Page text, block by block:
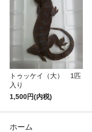
トゥッケイ（大） 1匹
入り
1,500円(内税)
ホーム